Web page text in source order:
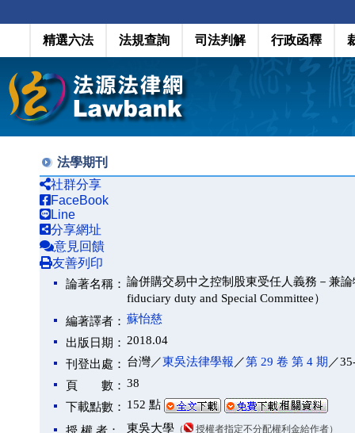
精選六法 法規查詢 司法判解 行政函釋
法學期刊
社群分享
FaceBook
Line
分享網址
意見回饋
友善列印
論著名稱： 論併購交易中之控制股東受任人義務－兼論
fiduciary duty and Special Committee）
編著譯者： 蘇怡慈
出版日期： 2018.04
刊登出處： 台灣／東吳法律學報 ／第 29 卷 第 4 期 ／
頁 數： 38
下載點數： 152 點
東吳大學 （ 授權者指定不分配權利金給作者）